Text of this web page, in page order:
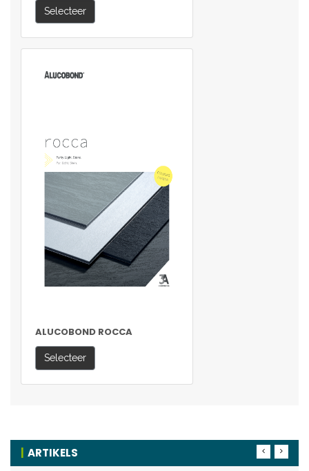
Selecteer
ALUCOBOND ROCCA
Selecteer
ARTIKELS